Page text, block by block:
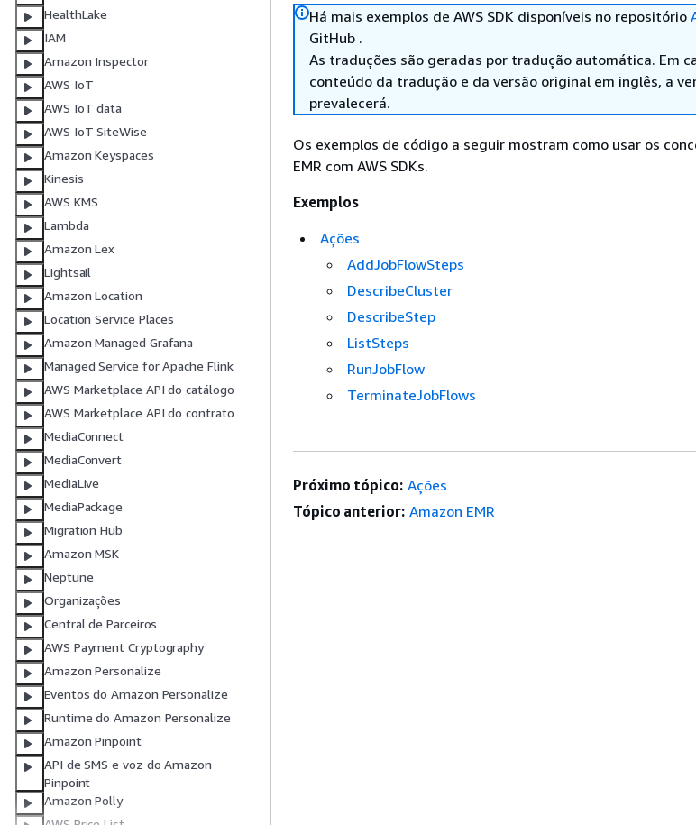
HealthLake
IAM
Amazon Inspector
AWS IoT
AWS IoT data
AWS IoT SiteWise
Amazon Keyspaces
Kinesis
AWS KMS
Lambda
Amazon Lex
Lightsail
Amazon Location
Location Service Places
Amazon Managed Grafana
Managed Service for Apache Flink
AWS Marketplace API do catálogo
AWS Marketplace API do contrato
MediaConnect
MediaConvert
MediaLive
MediaPackage
Migration Hub
Amazon MSK
Neptune
Organizações
Central de Parceiros
AWS Payment Cryptography
Amazon Personalize
Eventos do Amazon Personalize
Runtime do Amazon Personalize
Amazon Pinpoint
API de SMS e voz do Amazon
Pinpoint
Amazon Polly
Há mais exemplos de AWS SDK disponíveis no repositório
GitHub .
As traduções são geradas por tradução automática. Em
conteúdo da tradução e da versão original em inglês, a
prevalecerá.
Os exemplos de código a seguir mostram como usar os
EMR com AWS SDKs.
Exemplos
Ações
AddJobFlowSteps
DescribeCluster
DescribeStep
ListSteps
RunJobFlow
TerminateJobFlows
Próximo tópico: Ações
Tópico anterior: Amazon EMR